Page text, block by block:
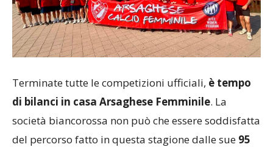
Terminate tutte le competizioni ufficiali, è tempo
di bilanci in casa Arsaghese Femminile. La
società biancorossa non può che essere soddisfatta
del percorso fatto in questa stagione dalle sue 95